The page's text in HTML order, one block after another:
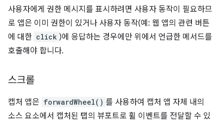
사용자에게 권한 메시지를 표시하려면 사용자 동작이 필요하므
로 앱은 이미 권한이 있거나 사용자 동작(예: 웹 앱의 관련 버튼
에 대한 click )에 응답하는 경우에만 위에서 언급한 메서드를
호출해야 합니다.
스크롤
캡처 앱은 forwardWheel() 를 사용하여 캡처 앱 자체 내의
소스 요소에서 캡처된 탭의 뷰포트로 휠 이벤트를 전달할 수 있